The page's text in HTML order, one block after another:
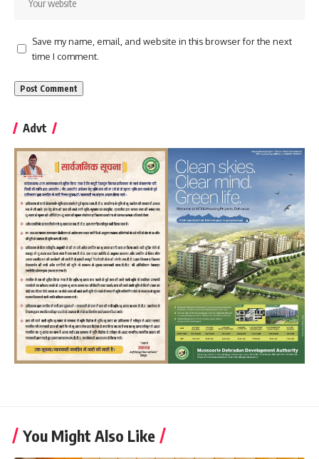
Save my name, email, and website in this browser for the next
time I comment.
Advt
You Might Also Like